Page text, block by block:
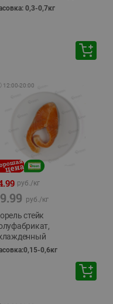
0,3-0,7кг
12:00-20:00
руб./кг
руб./кг
стейк
0,6кг